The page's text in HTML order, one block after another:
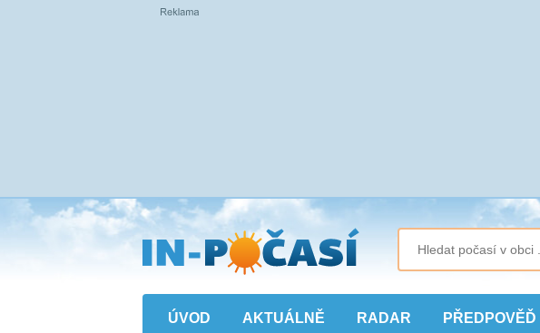
Přejít
na
hlavní
obsah
ÚVOD AKTUÁLNĚ RADAR PŘEDPOVĚĎ